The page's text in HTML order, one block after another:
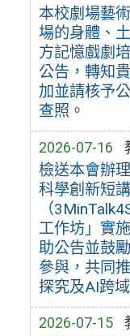
本校劇場藝
場的身體、
方記憶戲劇
公告，轉知
加並請核予
查照。
2026-07-16
檢送本會辦
科學創新短講
（
工作坊」實
助公告並鼓
參與，共同
探究及AI跨
2026-07-15